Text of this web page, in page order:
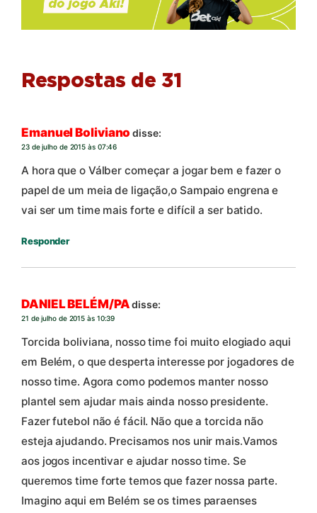
Respostas de 31
Emanuel Boliviano disse:
23 de julho de 2015 às 07:46
A hora que o Válber começar a jogar bem e fazer o
papel de um meia de ligação,o Sampaio engrena e
vai ser um time mais forte e difícil a ser batido.
Responder
DANIEL BELÉM/PA disse:
21 de julho de 2015 às 10:39
Torcida boliviana, nosso time foi muito elogiado aqui
em Belém, o que desperta interesse por jogadores de
nosso time. Agora como podemos manter nosso
plantel sem ajudar mais ainda nosso presidente.
Fazer futebol não é fácil. Não que a torcida não
esteja ajudando. Precisamos nos unir mais.Vamos
aos jogos incentivar e ajudar nosso time. Se
queremos time forte temos que fazer nossa parte.
Imagino aqui em Belém se os times paraenses